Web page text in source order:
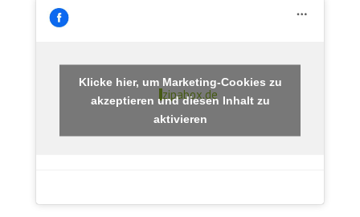
zipabox.de
Klicke hier, um Marketing-Cookies zu
akzeptieren und diesen Inhalt zu
aktivieren